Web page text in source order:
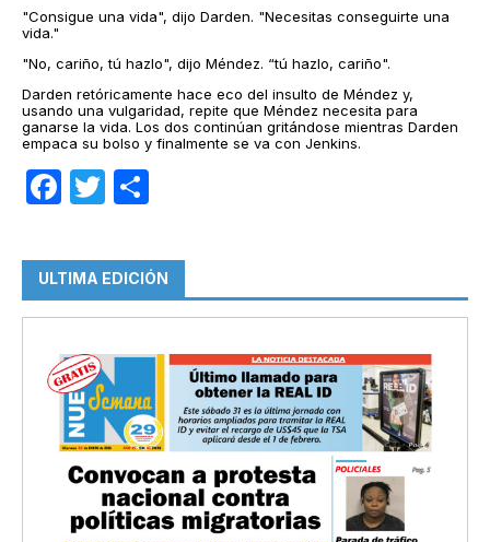
"Consigue una vida", dijo Darden. "Necesitas conseguirte una
vida."
"No, cariño, tú hazlo", dijo Méndez. “tú hazlo, cariño".
Darden retóricamente hace eco del insulto de Méndez y,
usando una vulgaridad, repite que Méndez necesita para
ganarse la vida. Los dos continúan gritándose mientras Darden
empaca su bolso y finalmente se va con Jenkins.
Facebook
Twitter
ULTIMA EDICIÓN